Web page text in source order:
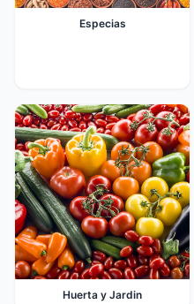
Especias
Huerta y Jardin